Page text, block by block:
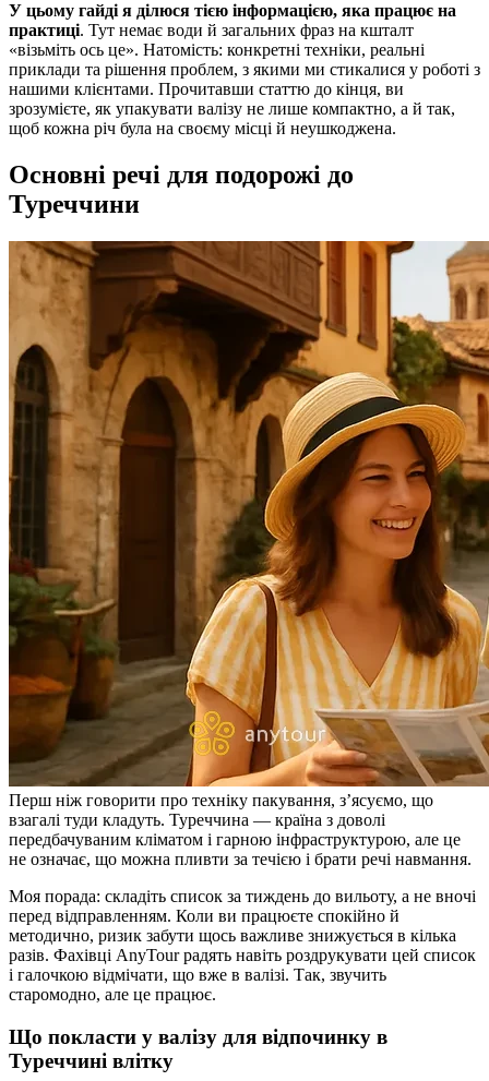
У цьому гайді я ділюся тією інформацією, яка працює на
практиці. Тут немає води й загальних фраз на кшталт
«візьміть ось це». Натомість: конкретні техніки, реальні
приклади та рішення проблем, з якими ми стикалися у роботі з
нашими клієнтами. Прочитавши статтю до кінця, ви
зрозумієте, як упакувати валізу не лише компактно, а й так,
щоб кожна річ була на своєму місці й неушкоджена.
Основні речі для подорожі до
Туреччини
Перш ніж говорити про техніку пакування, з’ясуємо, що
взагалі туди кладуть. Туреччина — країна з доволі
передбачуваним кліматом і гарною інфраструктурою, але це
не означає, що можна пливти за течією і брати речі навмання.
Моя порада: складіть список за тиждень до вильоту, а не вночі
перед відправленням. Коли ви працюєте спокійно й
методично, ризик забути щось важливе знижується в кілька
разів. Фахівці AnyTour радять навіть роздрукувати цей список
і галочкою відмічати, що вже в валізі. Так, звучить
старомодно, але це працює.
Що покласти у валізу для відпочинку в
Туреччині влітку